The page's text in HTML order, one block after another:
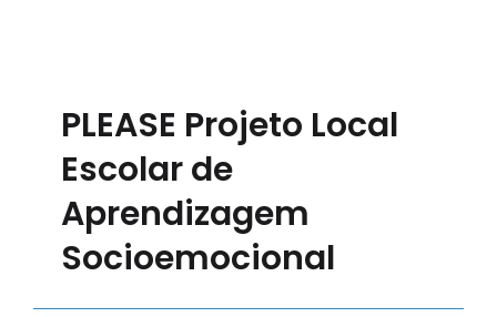
PLEASE Projeto Local
Escolar de
Aprendizagem
Socioemocional